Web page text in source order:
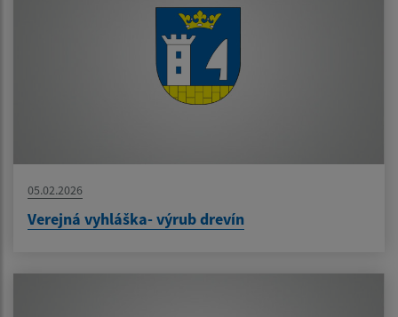
05.02.2026
Verejná vyhláška- výrub drevín